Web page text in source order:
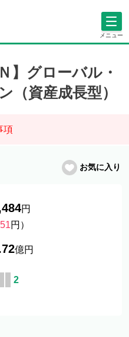
メニュー
】グローバル・
（資産成長型）
項
お気に入り
円
円）
億円
2